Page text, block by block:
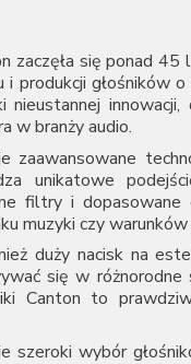
zaczęła się ponad
produkcji głośników
nieustannej
w branży audio.
zaawansowane
unikatowe
filtry i dopasowane
muzyki czy
duży nacisk na
się w
Canton to
szeroki wybór